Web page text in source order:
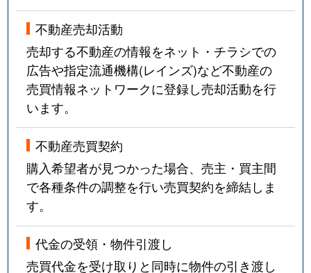
不動産売却活動
売却する不動産の情報をネット・チラシでの
広告や指定流通機構(レインズ)など不動産の
売買情報ネットワークに登録し売却活動を行
います。
不動産売買契約
購入希望者が見つかった場合、売主・買主間
で各種条件の調整を行い売買契約を締結しま
す。
代金の受領・物件引渡し
売買代金を受け取りと同時に物件の引き渡し